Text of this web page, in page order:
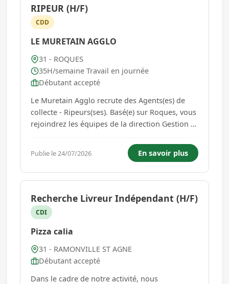
RIPEUR (H/F)
CDD
LE MURETAIN AGGLO
31 - ROQUES
35H/semaine Travail en journée
Débutant accepté
Le Muretain Agglo recrute des Agents(es) de
collecte - Ripeurs(ses). Basé(e) sur Roques, vous
rejoindrez les équipes de la direction Gestion et
remplacements courts ou longs. Votre mission :
participer à la collecte, au traitement et à la
valorisation des d...
Publie le 24/07/2026 En savoir plus
Recherche Livreur Indépendant (H/F)
CDI
Pizza calia
31 - RAMONVILLE ST AGNE
Débutant accepté
Dans le cadre de notre activité, nous